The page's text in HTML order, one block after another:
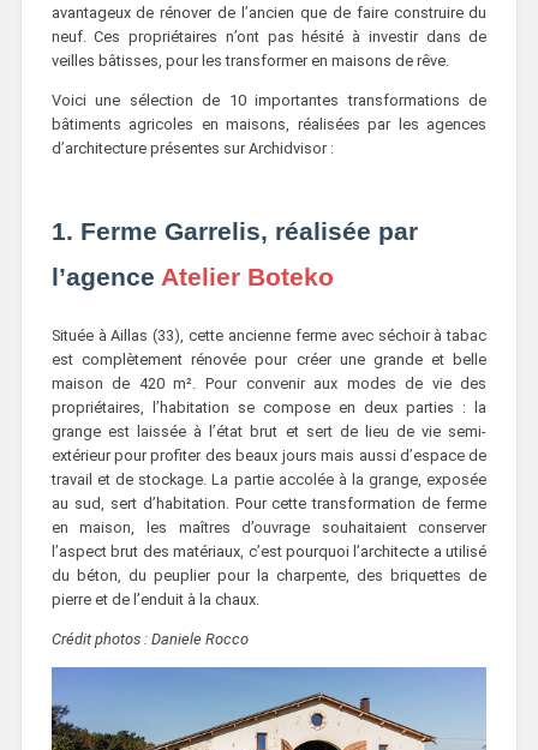
avantageux de rénover de l’ancien que de faire construire du
neuf. Ces propriétaires n’ont pas hésité à investir dans de
veilles bâtisses, pour les transformer en maisons de rêve.
Voici une sélection de 10 importantes transformations de
bâtiments agricoles en maisons, réalisées par les agences
d’architecture présentes sur Archidvisor :
1. Ferme Garrelis, réalisée par
l’agence Atelier Boteko
Située à Aillas (33), cette ancienne ferme avec séchoir à tabac
est complètement rénovée pour créer une grande et belle
maison de 420 m². Pour convenir aux modes de vie des
propriétaires, l’habitation se compose en deux parties : la
grange est laissée à l’état brut et sert de lieu de vie semi-
extérieur pour profiter des beaux jours mais aussi d’espace de
travail et de stockage. La partie accolée à la grange, exposée
au sud, sert d’habitation. Pour cette transformation de ferme
en maison, les maîtres d’ouvrage souhaitaient conserver
l’aspect brut des matériaux, c’est pourquoi l’architecte a utilisé
du béton, du peuplier pour la charpente, des briquettes de
pierre et de l’enduit à la chaux.
Crédit photos : Daniele Rocco